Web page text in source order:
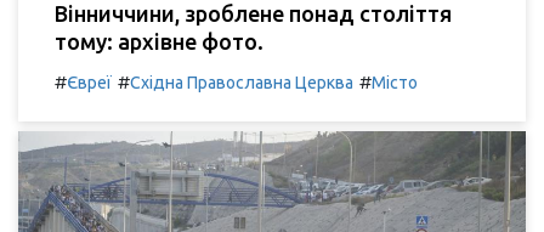
Вінниччини, зроблене понад століття
тому: архівне фото.
#Євреї #Східна Православна Церква #Місто